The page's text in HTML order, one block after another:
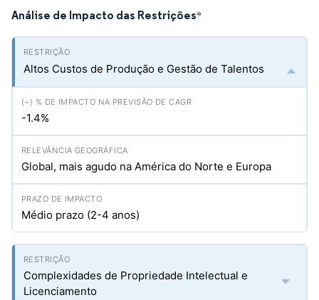
Análise de Impacto das Restrições*
Altos Custos de Produção e Gestão de Talentos
-1.4%
Global, mais agudo na América do Norte e Europa
Médio prazo (2-4 anos)
Complexidades de Propriedade Intelectual e
Licenciamento